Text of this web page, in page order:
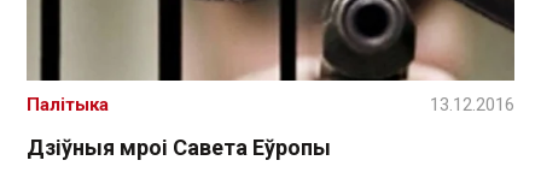
Дзіўныя мроі Савета Еўропы
Палітыка 13.12.2016